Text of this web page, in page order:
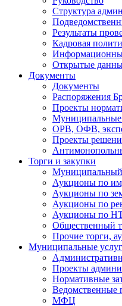
Структура
Результаты
Кадровая
Открытые
Документы
Документы
Распоряжения
Проекты
ОРВ, ОФВ,
Проекты
Торги и закупки
Муниципальный
Аукционы по
Аукционы по
Аукционы по
Аукционы по
Общественный
Прочие торги,
Муниципальные
Проекты
Нормативные
Ведомственные
МФЦ